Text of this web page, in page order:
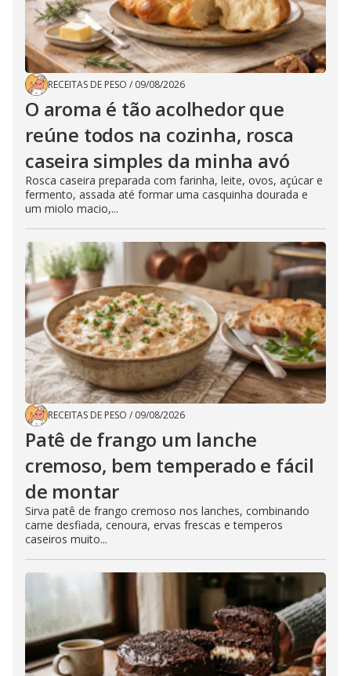
RECEITAS DE PESO / 09/08/2026
O aroma é tão acolhedor que
reúne todos na cozinha, rosca
caseira simples da minha avó
Rosca caseira preparada com farinha, leite, ovos, açúcar e
fermento, assada até formar uma casquinha dourada e
um miolo macio,...
RECEITAS DE PESO / 09/08/2026
Patê de frango um lanche
cremoso, bem temperado e fácil
de montar
Sirva patê de frango cremoso nos lanches, combinando
carne desfiada, cenoura, ervas frescas e temperos
caseiros muito...